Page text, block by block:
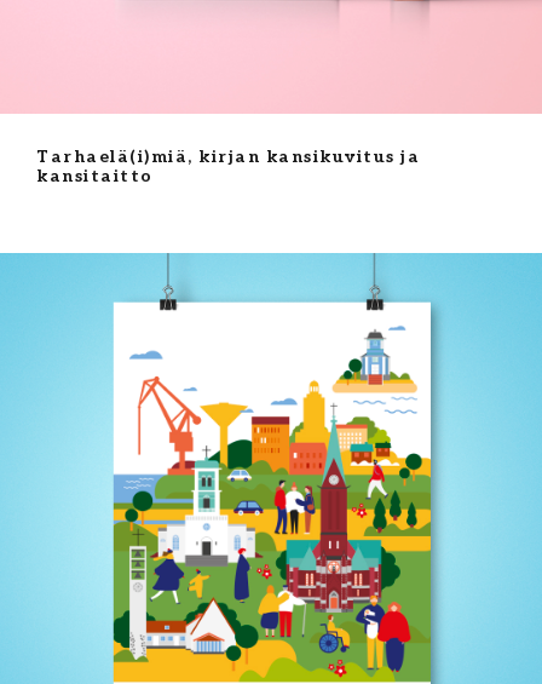
Tarhaelä(i)miä, kirjan kansikuvitus ja
kansitaitto